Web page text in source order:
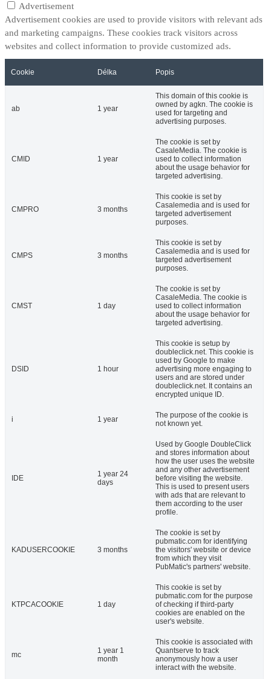
Advertisement
Advertisement cookies are used to provide visitors with relevant ads
and marketing campaigns. These cookies track visitors across
websites and collect information to provide customized ads.
Cookie Délka Popis
ab 1 year
This domain of this cookie is
owned by agkn. The cookie is
used for targeting and
advertising purposes.
CMID 1 year
The cookie is set by
CasaleMedia. The cookie is
used to collect information
about the usage behavior for
targeted advertising.
CMPRO 3 months
This cookie is set by
Casalemedia and is used for
targeted advertisement
purposes.
CMPS 3 months
This cookie is set by
Casalemedia and is used for
targeted advertisement
purposes.
CMST 1 day
The cookie is set by
CasaleMedia. The cookie is
used to collect information
about the usage behavior for
targeted advertising.
DSID 1 hour
This cookie is setup by
doubleclick.net. This cookie is
used by Google to make
advertising more engaging to
users and are stored under
doubleclick.net. It contains an
encrypted unique ID.
i 1 year
The purpose of the cookie is
not known yet.
IDE
1 year 24
days
Used by Google DoubleClick
and stores information about
how the user uses the website
and any other advertisement
before visiting the website.
This is used to present users
with ads that are relevant to
them according to the user
profile.
KADUSERCOOKIE 3 months
The cookie is set by
pubmatic.com for identifying
the visitors' website or device
from which they visit
PubMatic's partners' website.
KTPCACOOKIE 1 day
This cookie is set by
pubmatic.com for the purpose
of checking if third-party
cookies are enabled on the
user's website.
mc
1 year 1
month
This cookie is associated with
Quantserve to track
anonymously how a user
interact with the website.